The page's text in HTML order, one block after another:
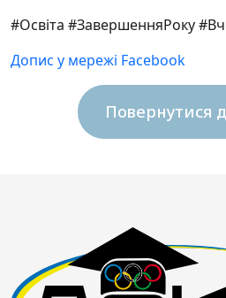
#Освіта #ЗавершенняРоку
Допис у мережі Facebook
Повернутися